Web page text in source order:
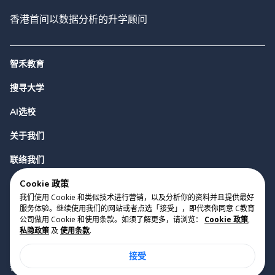
香港首间以数据分析的升学顾问
智禾教育
搜寻大学
AI选校
关于我们
联络我们
版权 2023 Cyclopes® •
使用条款
香港铜锣湾勿地臣街1号时代广场2座28楼07室
Cookie 政策
我们使用 Cookie 和类似技术进行营销，以及分析你的资料并且提供最好
服务体验。继续使用我们的网站或者点选「接受」，即代表你同意 C教育
公司做用 Cookie 和使用条款。如须了解更多，请浏览：
Cookie 政策,
私隐政策及 使用条款.
接受